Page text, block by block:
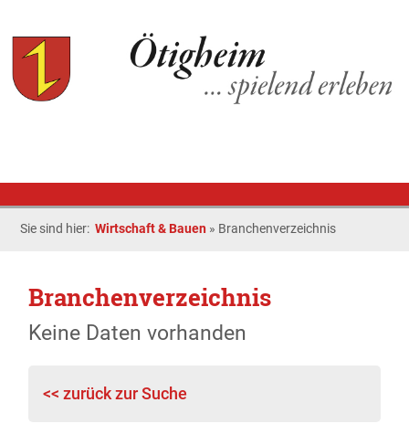
Sie sind hier:Wirtschaft & Bauen » Branchenverzeichnis
Branchenverzeichnis
Keine Daten vorhanden
<< zurück zur Suche